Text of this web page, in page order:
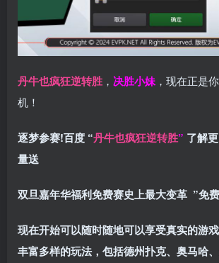
丹牛也疯狂逆转胜 ， 决胜小妹 ，现在正是
机！
逐梦参赛!百度 “丹牛也疯狂逆转胜” 了解
量送
双旦嘉年华福利免费赛史上最大变革 ”免
现在开始可以随时随地可以享受真实的游
丰富多样的玩法，包括德州扑克、奥马哈